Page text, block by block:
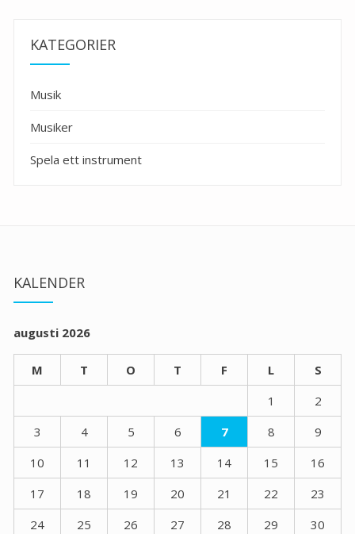
KATEGORIER
Musik
Musiker
Spela ett instrument
KALENDER
augusti 2026
M T O T F L
S
1
2
3
4 5 6 7 8
9
10
11 12 13 14 15
16
17
18 19 20 21 22
23
24
25 26 27 28 29
30